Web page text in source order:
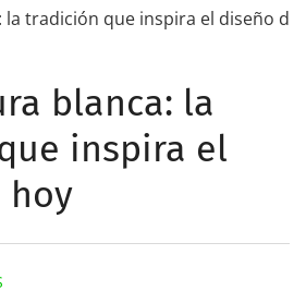
tradición que inspira el diseño d
blanca: la
inspira el
hoy